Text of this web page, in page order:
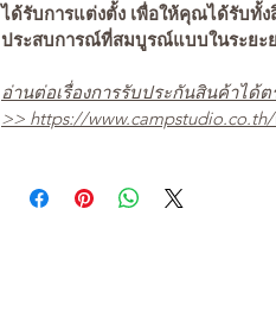
ได้รับการแต่งตั้ง เพื่อให้คุณได้รับทั้
ประสบการณ์ที่สมบูรณ์แบบในระยะ
อ่านต่อเรื่องการรับประกันสินค้าได้ต
>> https://